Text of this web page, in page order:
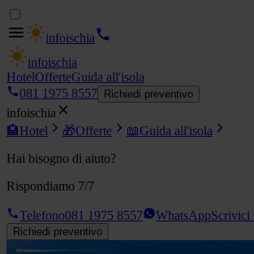
infoischia
infoischia
HotelOfferteGuida all'isola
081 1975 8557
Richiedi preventivo
infoischia
🏨Hotel 🎁Offerte 📖Guida all'isola
Hai bisogno di aiuto?
Rispondiamo 7/7
Telefono081 1975 8557 WhatsAppScrivici
Richiedi preventivo